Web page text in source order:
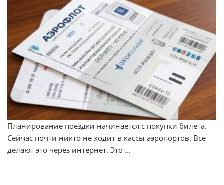
Планирование поездки начинается с покупки билета.
Сейчас почти никто не ходит в кассы аэропортов. Все
делают это через интернет. Это ...